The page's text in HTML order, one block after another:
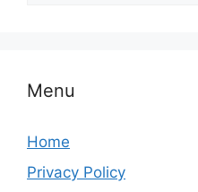
Menu
Home
Privacy Policy